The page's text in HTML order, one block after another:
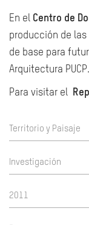
En el Centro de
producción de
de base para
Arquitectura PUCP.
Para visitar el
Territorio y Paisaje
Investigación
2011